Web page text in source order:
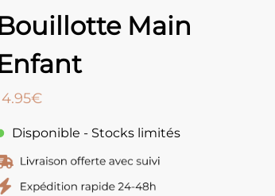
Main
€
Disponible - Stocks limités